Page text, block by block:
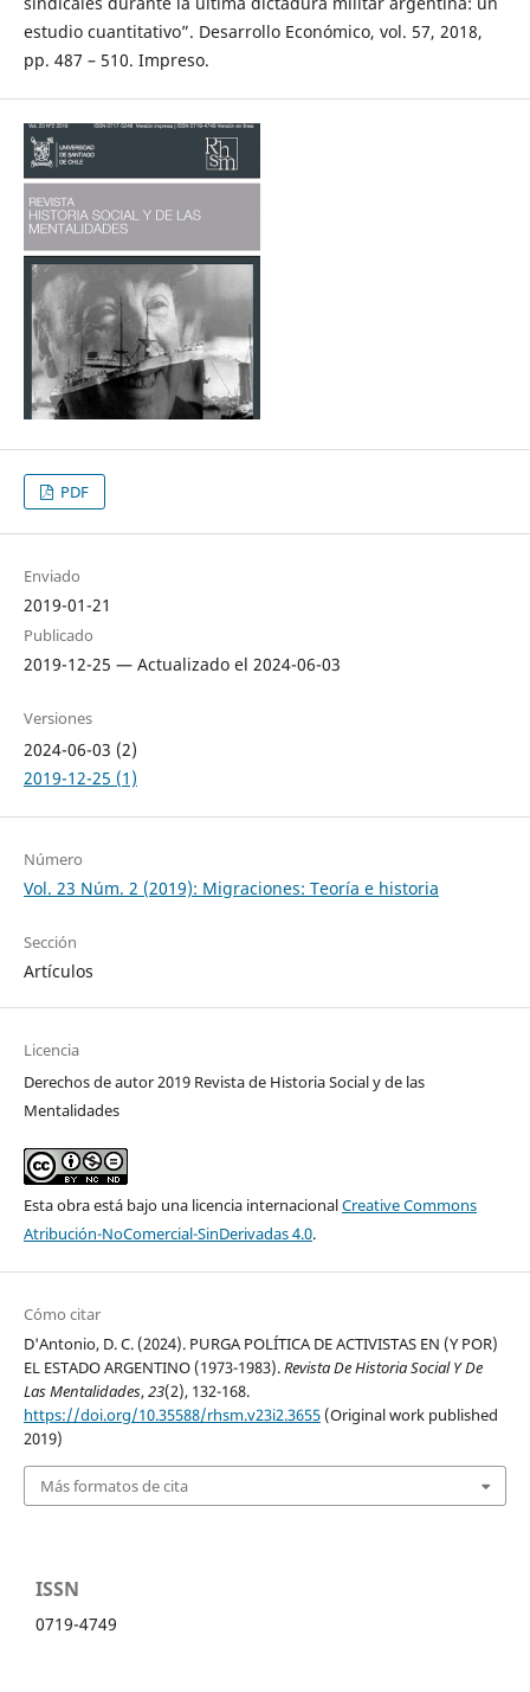
estudio cuantitativo”. Desarrollo Económico, vol. 57, 2018,
pp. 487 – 510. Impreso.
PDF
Enviado
2019-01-21
Publicado
2019-12-25 — Actualizado el 2024-06-03
Versiones
2024-06-03 (2)
2019-12-25 (1)
Número
Vol. 23 Núm. 2 (2019): Migraciones: Teoría e historia
Sección
Artículos
Licencia
Derechos de autor 2019 Revista de Historia Social y de las
Mentalidades
Esta obra está bajo una licencia internacionalCreative Commons
Atribución-NoComercial-SinDerivadas 4.0.
Cómo citar
D'Antonio, D. C. (2024). PURGA POLÍTICA DE ACTIVISTAS EN (Y POR)
EL ESTADO ARGENTINO (1973-1983).Revista De Historia Social Y De
Las Mentalidades,23(2), 132-168.
https://doi.org/10.35588/rhsm.v23i2.3655(Original work published
2019)
Más formatos de cita
ISSN
0719-4749